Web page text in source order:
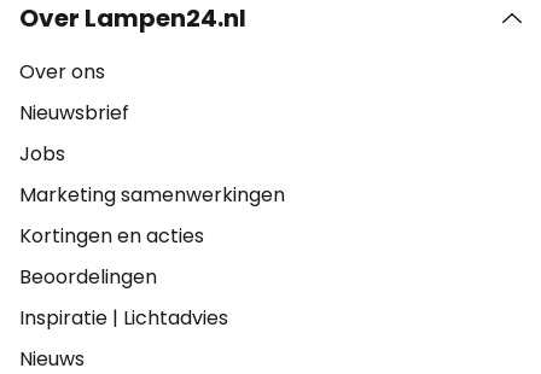
Over Lampen24.nl
Over ons
Nieuwsbrief
Jobs
Marketing samenwerkingen
Kortingen en acties
Beoordelingen
Inspiratie | Lichtadvies
Nieuws